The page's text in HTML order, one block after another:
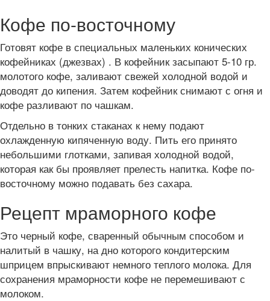
Кофе по-восточному
Готовят кофе в специальных маленьких конических
кофейниках (джезвах) . В кофейник засыпают 5-10 гр.
молотого кофе, заливают свежей холодной водой и
доводят до кипения. Затем кофейник снимают с огня и
кофе разливают по чашкам.
Отдельно в тонких стаканах к нему подают
охлажденную кипяченную воду. Пить его принято
небольшими глотками, запивая холодной водой,
которая как бы проявляет прелесть напитка. Кофе по-
восточному можно подавать без сахара.
Рецепт мраморного кофе
Это черный кофе, сваренный обычным способом и
налитый в чашку, на дно которого кондитерским
шприцем впрыскивают немного теплого молока. Для
сохранения мраморности кофе не перемешивают с
молоком.